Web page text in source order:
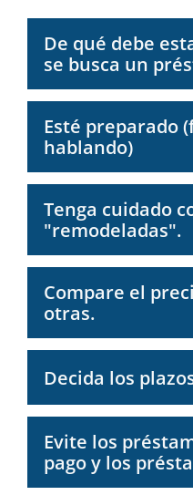
De qué debe
se busca un
Esté preparado
hablando)
Tenga cuidado
"remodeladas".
Compare el
otras.
Decida los
Evite los
pago y los